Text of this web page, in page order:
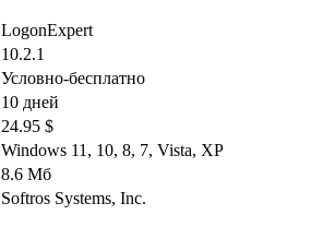
LogonExpert
10.2.1
Условно-бесплатно
10 дней
24.95 $
Windows 11, 10, 8, 7, Vista, XP
8.6 Мб
Softros Systems, Inc.